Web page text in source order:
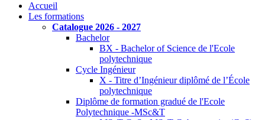
Accueil
Les formations
Catalogue 2026 - 2027
Bachelor
BX - Bachelor of Science de l'Ecole
polytechnique
Cycle Ingénieur
X - Titre d’Ingénieur diplômé de l’École
polytechnique
Diplôme de formation gradué de l'Ecole
Polytechnique -MSc&T